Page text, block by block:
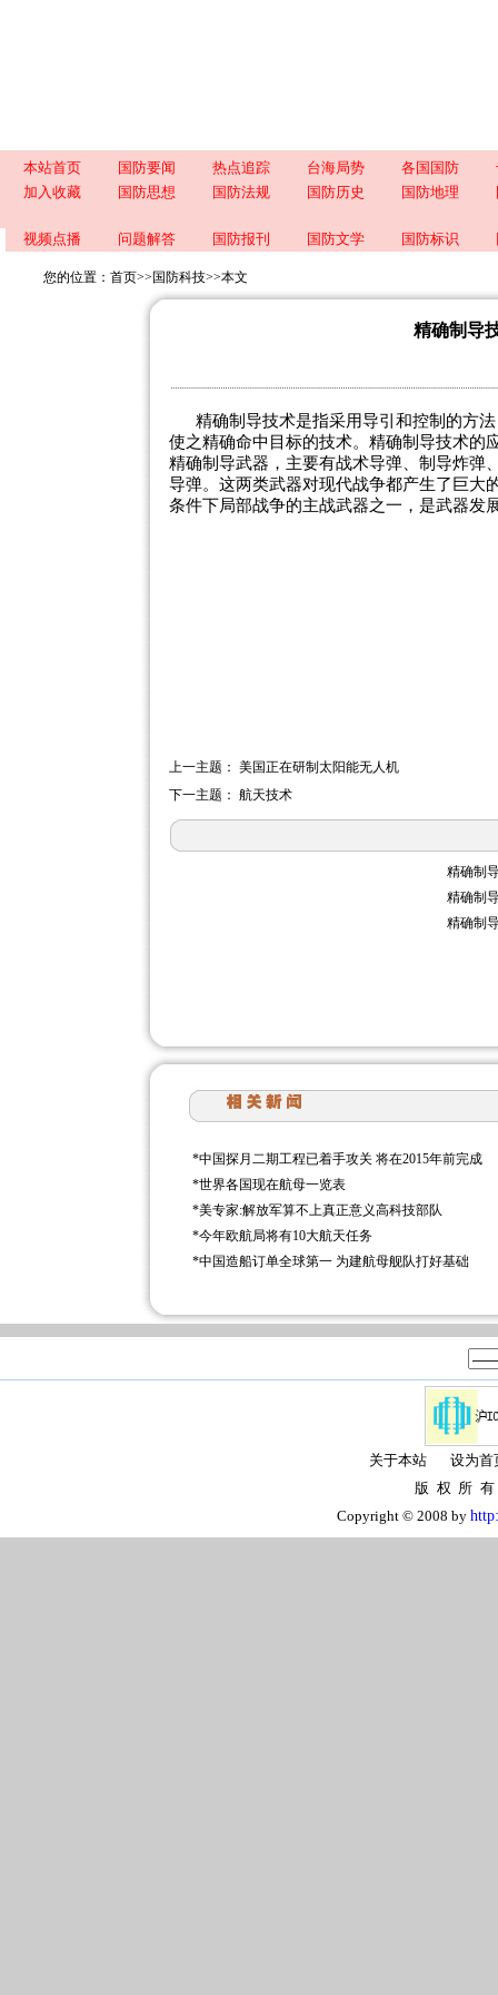
本站首页 国防要闻 热点追踪 台海局势 各国国防
加入收藏
国防思想 国防法规 国防历史 国防地理
视频点播 问题解答 国防报刊 国防文学 国防标识
您的位置： 首页>> 国防科技>>本文
精确制导
精确制导技术是指采用导引和控制的方
使之精确命中目标的技术。精确制导技术的
精确制导武器，主要有战术导弹、制导炸弹
导弹。这两类武器对现代战争都产生了巨大
条件下局部战争的主战武器之一，是武器发
上一主题： 美国正在研制太阳能无人机
下一主题： 航天技术
精确制
精确制
精确制
*中国探月二期工程已着手攻关 将在2015年前完成
*世界各国现在航母一览表
*美专家:解放军算不上真正意义高科技部队
*今年欧航局将有10大航天任务
*中国造船订单全球第一 为建航母舰队打好基础